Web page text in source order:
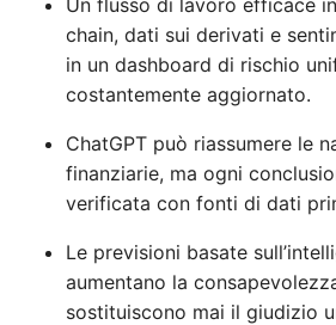
chain, dati sui derivati ​​e
in un dashboard di rischio
costantemente aggiornato.
ChatGPT può riassumere le
finanziarie, ma ogni
verificata con fonti di dati
Le previsioni basate
aumentano la
sostituiscono mai il giudizio